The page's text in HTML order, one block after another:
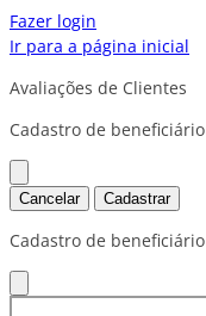
Fazer login
Ir para a página inicial
Avaliações de Clientes
Cadastro de beneficiário
Cancelar Cadastrar
Cadastro de beneficiário